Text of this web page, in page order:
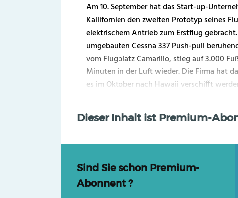
Am 10. September hat das Start-up-
Kallifornien den zweiten Prototyp seines
elektrischem Antrieb zum Erstflug
umgebauten Cessna 337 Push-pull
vom Flugplatz Camarillo, stieg auf 3.000
Minuten in der Luft wieder. Die Firma hat
es im Oktober nach Hawaii verschifft
Dieser Inhalt ist Premium-
Sind Sie schon Premium-
Abonnent ?